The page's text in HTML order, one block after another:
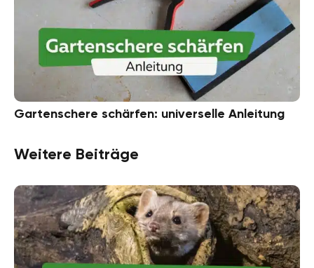
Gartenschere schärfen: universelle Anleitung
Weitere Beiträge